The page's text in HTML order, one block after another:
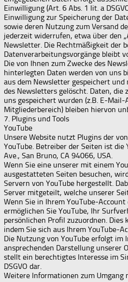
Einwilligung (Art. 6 Abs. 1 lit. a
Einwilligung zur Speicherung der
sowie deren Nutzung zum Versand
jederzeit widerrufen, etwa über den
Newsletter. Die Rechtmäßigkeit der
Datenverarbeitungsvorgänge bleibt
Die von Ihnen zum Zwecke des
hinterlegten Daten werden von uns
aus dem Newsletter gespeichert und
des Newsletters gelöscht. Daten, die
uns gespeichert wurden (z.B. E-Mail-
Mitgliederbereich) bleiben hiervon
7. Plugins und Tools
YouTube
Unsere Website nutzt Plugins der
YouTube. Betreiber der Seiten ist die
Ave., San Bruno, CA 94066, USA.
Wenn Sie eine unserer mit einem
ausgestatteten Seiten besuchen,
Servern von YouTube hergestellt.
Server mitgeteilt, welche unserer
Wenn Sie in Ihrem YouTube-Account
ermöglichen Sie YouTube, Ihr
persönlichen Profil zuzuordnen. Dies
indem Sie sich aus Ihrem YouTube-
Die Nutzung von YouTube erfolgt im
ansprechenden Darstellung unserer
stellt ein berechtigtes Interesse im
DSGVO dar.
Weitere Informationen zum Umgang